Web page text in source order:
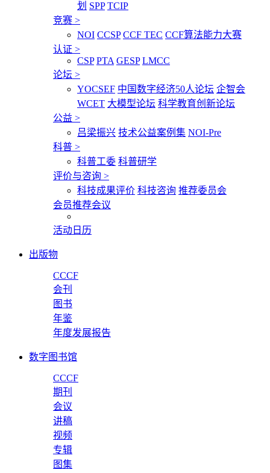
划 SPP TCIP
竞赛 >
NOI CCSP CCF TEC CCF算法能力大赛
认证 >
CSP PTA GESP LMCC
论坛 >
YOCSEF 中国数字经济50人论坛 企智会
WCET 大模型论坛 科学教育创新论坛
公益 >
吕梁振兴 技术公益案例集 NOI-Pre
科普 >
科普工委 科普研学
评价与咨询 >
科技成果评价 科技咨询 推荐委员会
会员推荐会议
活动日历
出版物
CCCF
会刊
图书
年鉴
年度发展报告
数字图书馆
CCCF
期刊
会议
讲稿
视频
专辑
图集